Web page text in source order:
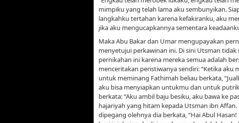
mimpiku yang telah lama aku sembunyikan.
langkahku tertahan karena kefakiranku, aku
jika aku mengucapkannya sementara
Maka Abu Bakar dan Umar mengupayakan
menyetujui perkawinan ini. Di sini Utsman
pernikahan ini karena mereka semua adalah
menceritakan peristiwanya sendiri: “Ketika aku
untuk meminang Fathimah beliau berkata,
aku bisa menyiapkan untukmu dan untuk
berkata: “Aku ambil baju besiku, aku bawa ke
hajariyah yang hitam kepada Utsman ibn
dipegang olehnya dia berkata, “Hai Abul